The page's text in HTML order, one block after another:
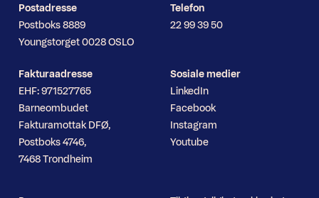
Postadresse
Postboks 8889
Youngstorget 0028 OSLO
Fakturaadresse
EHF: 971527765
Barneombudet
Fakturamottak DFØ,
Postboks 4746,
7468 Trondheim
Telefon
22 99 39 50
Sosiale medier
LinkedIn
Facebook
Instagram
Youtube